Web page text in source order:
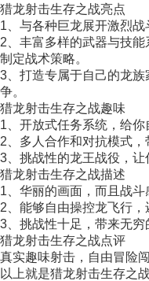
猎龙射击生存之战亮点
1、与各种巨龙展开激烈战
2、丰富多样的武器与技
制定战术策略。
3、打造专属于自己的龙
争。
猎龙射击生存之战趣味
1、开放式任务系统，给你
2、多人合作和对抗模式，
3、挑战性的龙王战役，让
猎龙射击生存之战描述
1、华丽的画面，而且战斗
2、能够自由操控龙飞行，
3、挑战性十足，带来无穷
猎龙射击生存之战点评
真实趣味射击，自由冒险
以上就是猎龙射击生存之